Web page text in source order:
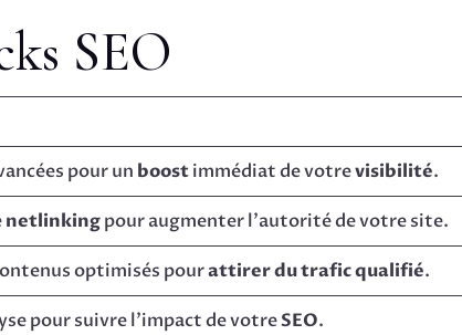
SEO
pour un boostimmédiat de votrevisibilité.
netlinkingpour augmenter l’autorité de votre site.
optimisés pourattirer du trafic qualifié.
pour suivre l’impact de votreSEO.